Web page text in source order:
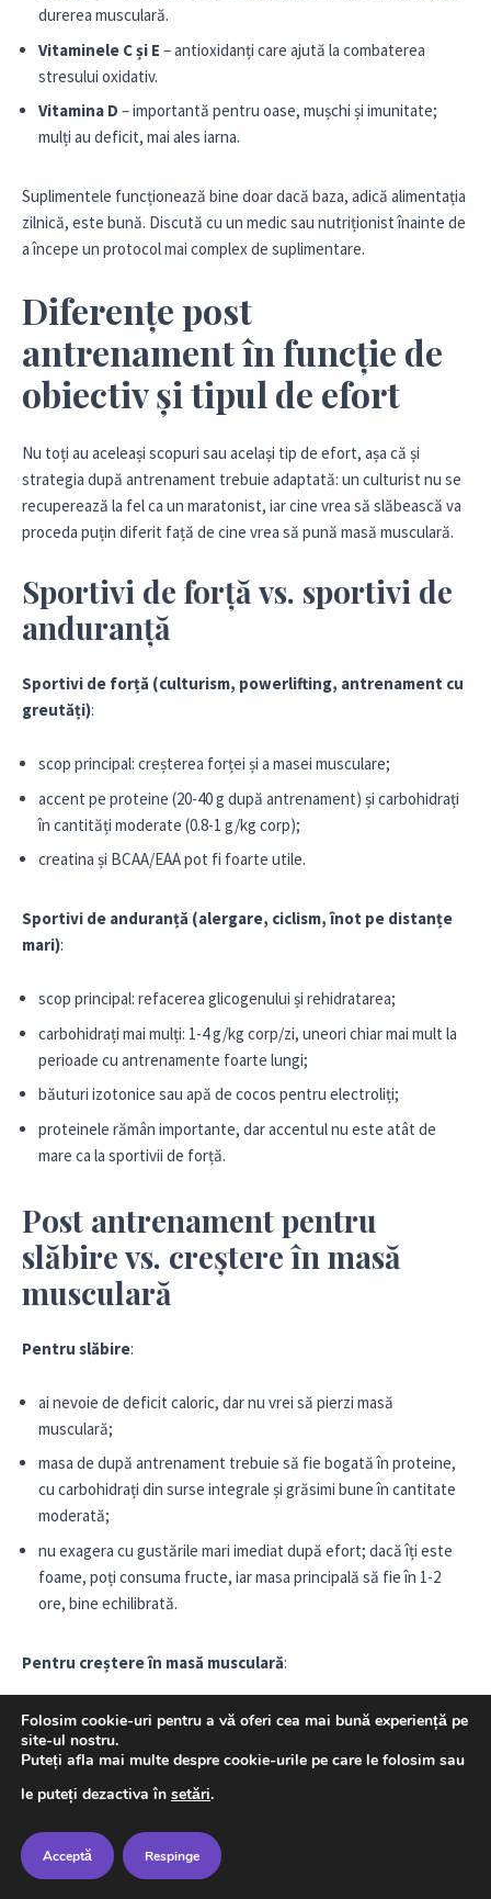
durerea musculară.
Vitaminele C și E – antioxidanți care ajută la combaterea
stresului oxidativ.
Vitamina D – importantă pentru oase, mușchi și imunitate;
mulți au deficit, mai ales iarna.
Suplimentele funcționează bine doar dacă baza, adică alimentația
zilnică, este bună. Discută cu un medic sau nutriționist înainte de
a începe un protocol mai complex de suplimentare.
Diferențe post
antrenament în funcție de
obiectiv și tipul de efort
Nu toți au aceleași scopuri sau același tip de efort, așa că și
strategia după antrenament trebuie adaptată: un culturist nu se
recuperează la fel ca un maratonist, iar cine vrea să slăbească va
proceda puțin diferit față de cine vrea să pună masă musculară.
Sportivi de forță vs. sportivi de
anduranță
Sportivi de forță (culturism, powerlifting, antrenament cu
greutăți):
scop principal: creșterea forței și a masei musculare;
accent pe proteine (20-40 g după antrenament) și carbohidrați
în cantități moderate (0.8-1 g/kg corp);
creatina și BCAA/EAA pot fi foarte utile.
Sportivi de anduranță (alergare, ciclism, înot pe distanțe
mari):
scop principal: refacerea glicogenului și rehidratarea;
carbohidrați mai mulți: 1-4 g/kg corp/zi, uneori chiar mai mult la
perioade cu antrenamente foarte lungi;
băuturi izotonice sau apă de cocos pentru electroliți;
proteinele rămân importante, dar accentul nu este atât de
mare ca la sportivii de forță.
Post antrenament pentru
slăbire vs. creștere în masă
musculară
Pentru slăbire:
ai nevoie de deficit caloric, dar nu vrei să pierzi masă
musculară;
masa de după antrenament trebuie să fie bogată în proteine,
cu carbohidrați din surse integrale și grăsimi bune în cantitate
moderată;
nu exagera cu gustările mari imediat după efort; dacă îți este
foame, poți consuma fructe, iar masa principală să fie în 1-2
ore, bine echilibrată.
Pentru creștere în masă musculară:
ai nevoie de un mic surplus caloric;
masa post-antrenament trebuie să aibă 20-40 g proteine și o
porție consistentă de carbohidrați (inclusiv complecși);
suplimente precum proteina pudră și creatina pot ușura
atingerea țintelor de calorii și macronutrienți.
Folosim cookie-uri pentru a vă oferi cea mai bună experiență pe
site-ul nostru.
Puteți afla mai multe despre cookie-urile pe care le folosim sau
le puteți dezactiva în setări.
Acceptă Respinge